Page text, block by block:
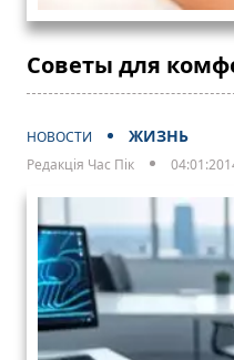
Советы для
НОВОСТИ ЖИЗНЬ
Редакція Час Пік